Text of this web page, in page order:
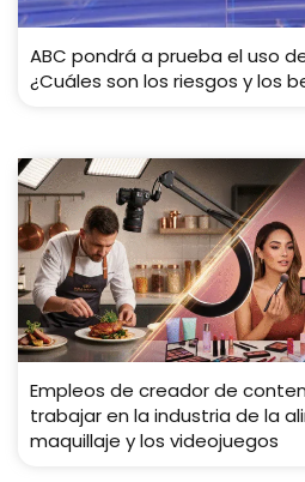
ABC pondrá a prueba el uso
¿Cuáles son los riesgos y los
Empleos de creador de
trabajar en la industria de la
maquillaje y los videojuegos